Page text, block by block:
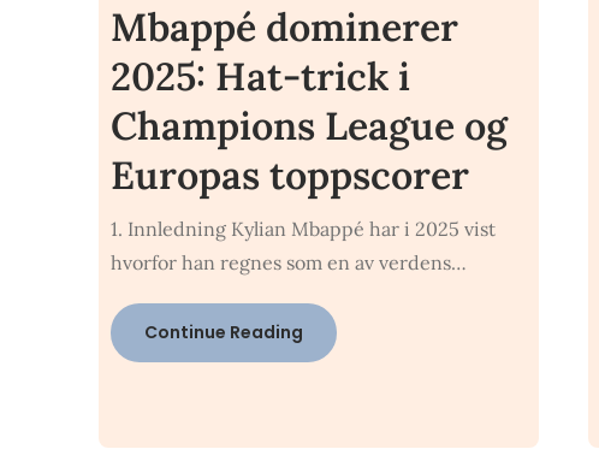
Mbappé dominerer
2025: Hat-trick i
Champions League og
Europas toppscorer
1. Innledning Kylian Mbappé har i 2025 vist
hvorfor han regnes som en av verdens…
Continue Reading